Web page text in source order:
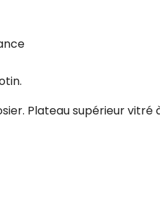
Plateau supérieur